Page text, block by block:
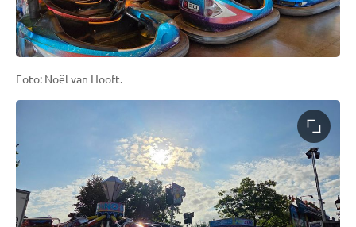
Foto: Noël van Hooft.